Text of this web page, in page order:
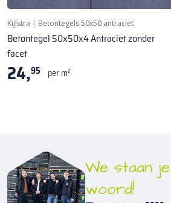
Kijlstra | Betontegels 50x50 antraciet
Betontegel 50x50x4 Antraciet zonder
facet
24,95 per m²
We staan
woord!